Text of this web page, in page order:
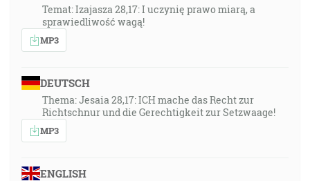
Temat: Izajasza 28,17: I uczynię prawo miarą, a
sprawiedliwość wagą!
MP3
DEUTSCH
Thema: Jesaia 28,17: ICH mache das Recht zur
Richtschnur und die Gerechtigkeit zur Setzwaage!
MP3
ENGLISH